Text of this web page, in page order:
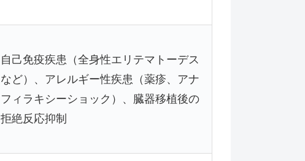
自己免疫疾患（全身性エリテマトーデス
など）、アレルギー性疾患（薬疹、アナ
フィラキシーショック）、臓器移植後の
拒絶反応抑制